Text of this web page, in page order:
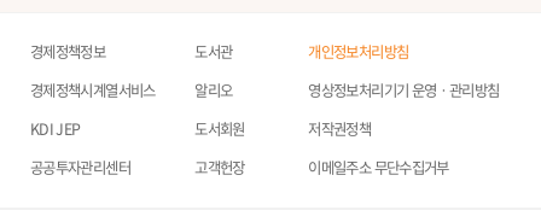
경제정책정보
경제정책시계열서비스
KDI JEP
공공투자관리센터
도서관
알리오
도서회원
고객헌장
개인정보처리방침
영상정보처리기기 운영ㆍ관리방침
저작권정책
이메일주소 무단수집거부